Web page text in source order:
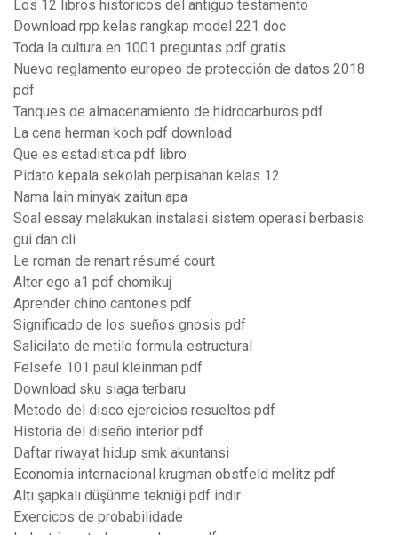
Los 12 libros historicos del antiguo testamento
Download rpp kelas rangkap model 221 doc
Toda la cultura en 1001 preguntas pdf gratis
Nuevo reglamento europeo de protección de datos 2018
pdf
Tanques de almacenamiento de hidrocarburos pdf
La cena herman koch pdf download
Que es estadistica pdf libro
Pidato kepala sekolah perpisahan kelas 12
Nama lain minyak zaitun apa
Soal essay melakukan instalasi sistem operasi berbasis
gui dan cli
Le roman de renart résumé court
Alter ego a1 pdf chomikuj
Aprender chino cantones pdf
Significado de los sueños gnosis pdf
Salicilato de metilo formula estructural
Felsefe 101 paul kleinman pdf
Download sku siaga terbaru
Metodo del disco ejercicios resueltos pdf
Historia del diseño interior pdf
Daftar riwayat hidup smk akuntansi
Economia internacional krugman obstfeld melitz pdf
Altı şapkalı düşünme tekniği pdf indir
Exercicos de probabilidade